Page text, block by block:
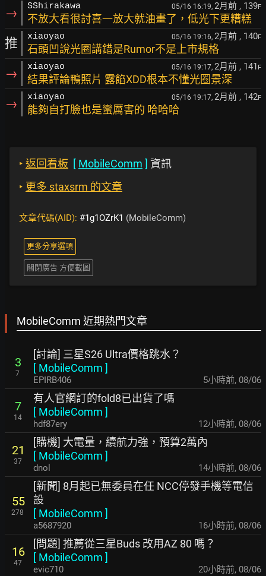
→ SShirakawa 05/16 16:19, 2月前 , 139F
不放大看很討喜一放大就油畫了，低光下更糟糕
推 xiaoyao 05/16 19:16, 2月前 , 140F
石頭凹說光圈講錯是Rumor不是上市規格
→ xiaoyao 05/16 19:17, 2月前 , 141 F
結果評論鴨照片 露餡XDD根本不懂光圈景深
→ xiaoyao 05/16 19:17, 2月前 , 142F
能夠自打臉也是蠻厲害的 哈哈哈
‣ 返回看板 [ MobileComm ] 資訊
‣ 更多 staxsrm 的文章
文章代碼(AID): #1g1OZrK1 (MobileComm)
更多分享選項
關閉廣告 方便截圖
MobileComm 近期熱門文章
3
7
[討論] 三星S26 Ultra價格跳水？
[ MobileComm ]
EPIRB406 5小時前, 08/06
7
14
有人官網訂的fold8已出貨了嗎
[ MobileComm ]
hdf87ery 12小時前, 08/06
21
37
[購機] 大電量，續航力強，預算2萬內
[ MobileComm ]
dnol 14小時前, 08/06
55
278
[新聞] 8月起已無委員在任 NCC停發手機等電信
設
[ MobileComm ]
a5687920 16小時前, 08/06
16
47
[問題] 推薦從三星Buds 改用AZ 80 嗎？
[ MobileComm ]
evic710 20小時前, 08/06